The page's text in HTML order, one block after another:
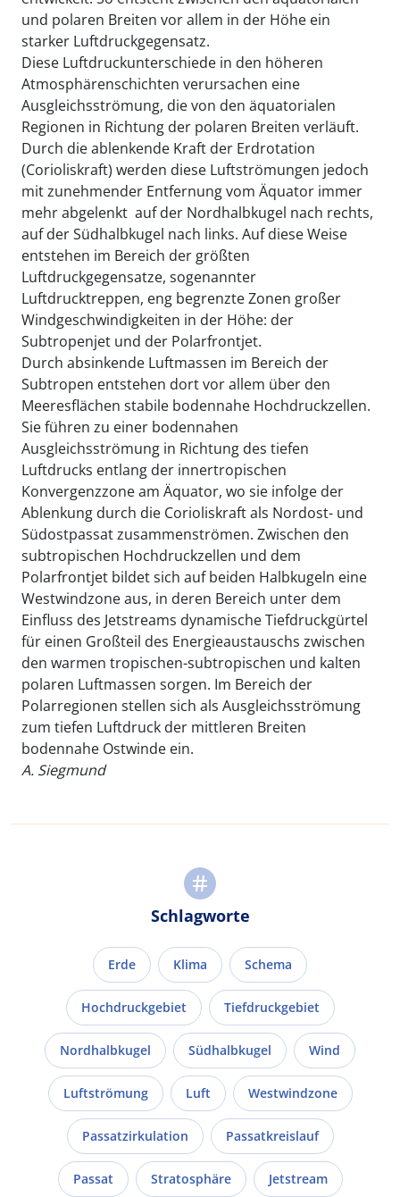
und polaren Breiten vor allem in der Höhe ein
starker Luftdruckgegensatz.
Diese Luftdruckunterschiede in den höheren
Atmosphärenschichten verursachen eine
Ausgleichsströmung, die von den äquatorialen
Regionen in Richtung der polaren Breiten verläuft.
Durch die ablenkende Kraft der Erdrotation
(Corioliskraft) werden diese Luftströmungen jedoch
mit zunehmender Entfernung vom Äquator immer
mehr abgelenkt  auf der Nordhalbkugel nach rechts,
auf der Südhalbkugel nach links. Auf diese Weise
entstehen im Bereich der größten
Luftdruckgegensatze, sogenannter
Luftdrucktreppen, eng begrenzte Zonen großer
Windgeschwindigkeiten in der Höhe: der
Subtropenjet und der Polarfrontjet.
Durch absinkende Luftmassen im Bereich der
Subtropen entstehen dort vor allem über den
Meeresflächen stabile bodennahe Hochdruckzellen.
Sie führen zu einer bodennahen
Ausgleichsströmung in Richtung des tiefen
Luftdrucks entlang der innertropischen
Konvergenzzone am Äquator, wo sie infolge der
Ablenkung durch die Corioliskraft als Nordost- und
Südostpassat zusammenströmen. Zwischen den
subtropischen Hochdruckzellen und dem
Polarfrontjet bildet sich auf beiden Halbkugeln eine
Westwindzone aus, in deren Bereich unter dem
Einfluss des Jetstreams dynamische Tiefdruckgürtel
für einen Großteil des Energieaustauschs zwischen
den warmen tropischen-subtropischen und kalten
polaren Luftmassen sorgen. Im Bereich der
Polarregionen stellen sich als Ausgleichsströmung
zum tiefen Luftdruck der mittleren Breiten
bodennahe Ostwinde ein.
A. Siegmund
Schlagworte
Erde Klima Schema
Hochdruckgebiet Tiefdruckgebiet
Nordhalbkugel Südhalbkugel Wind
Luftströmung Luft Westwindzone
Passatzirkulation Passatkreislauf
Passat Stratosphäre Jetstream